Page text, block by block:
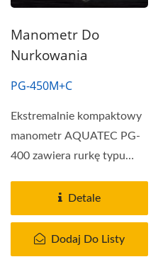
Manometr Do
Nurkowania
PG-450M+C
Ekstremalnie kompaktowy
manometr AQUATEC PG-
400 zawiera rurkę typu
mechanizm...Detale
Dodaj Do Listy